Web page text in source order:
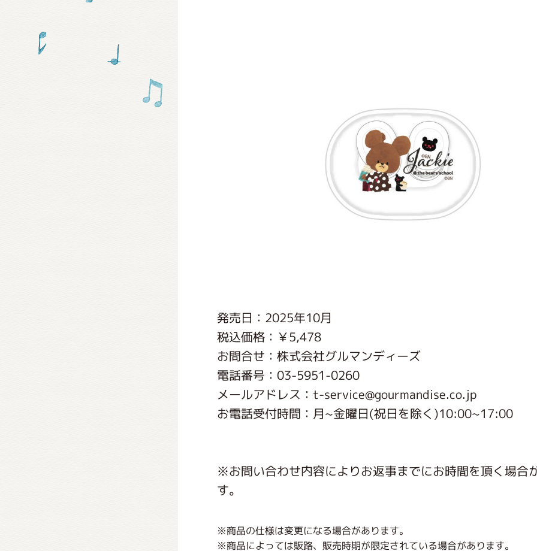
発売日：2025年10月
税込価格：￥5,478
お問合せ：株式会社グルマンディーズ
電話番号：03-5951-0260
メールアドレス：t-service@gourmandise.co.jp
お電話受付時間：月~金曜日(祝日を除く)10:00~17:00
※お問い合わせ内容によりお返事までにお時間を頂く場合
す。
※商品の仕様は変更になる場合があります。
※商品によっては販路、販売時期が限定されている場合があります。
ミュージカル・コンサート
おたのしみコンテンツ(クイズ・AR・診断・占
くまのがっこう 家庭科部